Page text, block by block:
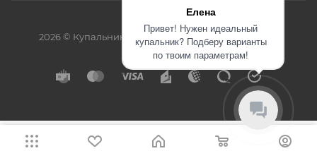
Елена
Привет! Нужен идеальный
купальник? Подберу варианты
по твоим параметрам!
2026 © Купальники интернет-магазин BikiniMe.ru